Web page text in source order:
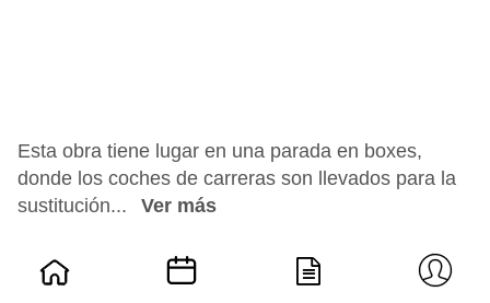
Esta obra tiene lugar en una parada en boxes,
donde los coches de carreras son llevados para la
sustitución...
Ver más